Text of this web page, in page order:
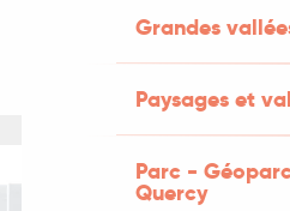
Grandes
Paysages et
Parc -
Quercy